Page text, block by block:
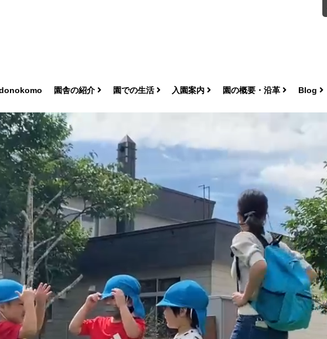
園舎の紹介 園での生活 入園案内 園の概要・沿革 Blog